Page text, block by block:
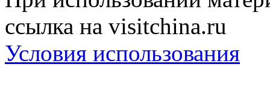
ссылка на visitchina.ru
Условия использования